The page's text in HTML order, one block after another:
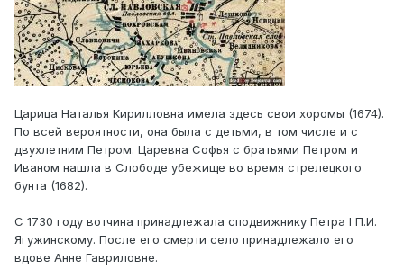
Царица Наталья Кирилловна имела здесь свои хоромы (1674).
По всей вероятности, она была с детьми, в том числе и с
двухлетним Петром. Царевна Софья с братьями Петром и
Иваном нашла в Слободе убежище во время стрелецкого
бунта (1682).
С 1730 году вотчина принадлежала сподвижнику Петра I П.И.
Ягужинскому. После его смерти село принадлежало его
вдове Анне Гавриловне.